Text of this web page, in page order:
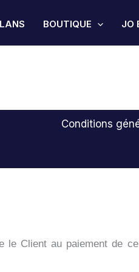
BOUTIQUE JO
Conditions
le Client au paiement de